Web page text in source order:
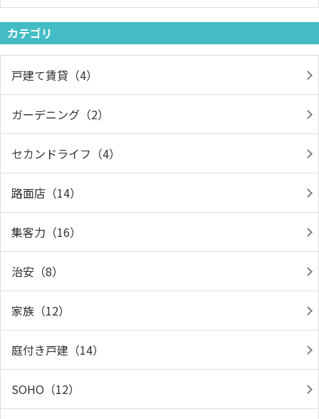
カテゴリ
戸建て賃貸（4）
ガーデニング（2）
セカンドライフ（4）
路面店（14）
集客力（16）
治安（8）
家族（12）
庭付き戸建（14）
SOHO（12）